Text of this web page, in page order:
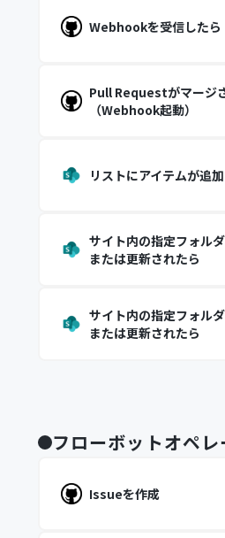
Webhookを受信したら
Pull Requestがマージ
（Webhook起動）
リストにアイテムが追
サイト内の指定フォル
または更新されたら
サイト内の指定フォル
または更新されたら
フローボットオペレ
Issueを作成